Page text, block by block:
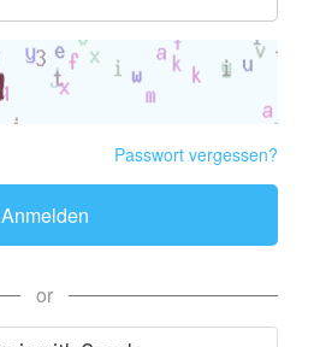
Passwort vergessen?
Anmelden
or